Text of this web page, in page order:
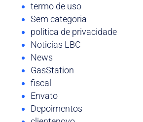
termo de uso
Sem categoria
politica de privacidade
Noticias LBC
News
GasStation
fiscal
Envato
Depoimentos